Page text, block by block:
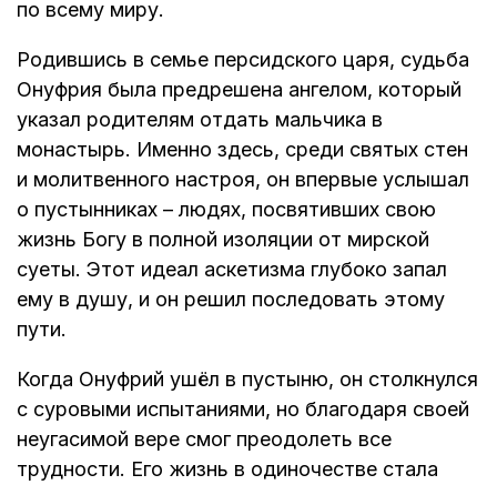
по всему миру.
Родившись в семье персидского царя, судьба
Онуфрия была предрешена ангелом, который
указал родителям отдать мальчика в
монастырь. Именно здесь, среди святых стен
и молитвенного настроя, он впервые услышал
о пустынниках – людях, посвятивших свою
жизнь Богу в полной изоляции от мирской
суеты. Этот идеал аскетизма глубоко запал
ему в душу, и он решил последовать этому
пути.
Когда Онуфрий ушёл в пустыню, он столкнулся
с суровыми испытаниями, но благодаря своей
неугасимой вере смог преодолеть все
трудности. Его жизнь в одиночестве стала